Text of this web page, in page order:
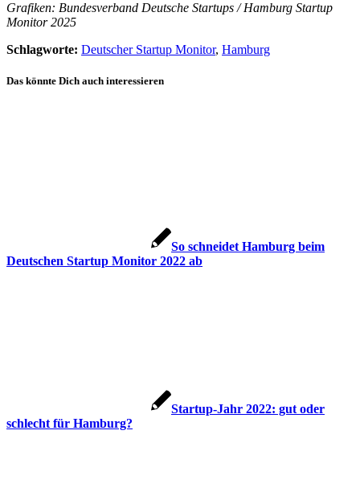
Grafiken: Bundesverband Deutsche Startups / Hamburg Startup
Monitor 2025
Schlagworte: Deutscher Startup Monitor, Hamburg
Das könnte Dich auch interessieren
So schneidet Hamburg beim
Deutschen Startup Monitor 2022 ab
Startup-Jahr 2022: gut oder
schlecht für Hamburg?